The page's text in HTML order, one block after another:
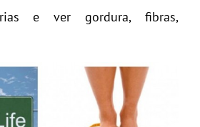
e ver gordura, fibras,